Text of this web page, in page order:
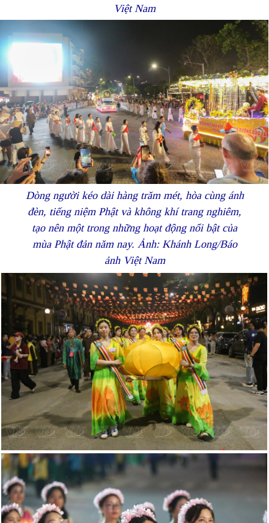
Việt Nam
Dòng người kéo dài hàng trăm mét, hòa cùng ánh
đèn, tiếng niệm Phật và không khí trang nghiêm,
tạo nên một trong những hoạt động nổi bật của
mùa Phật đản năm nay. Ảnh: Khánh Long/Báo
ảnh Việt Nam